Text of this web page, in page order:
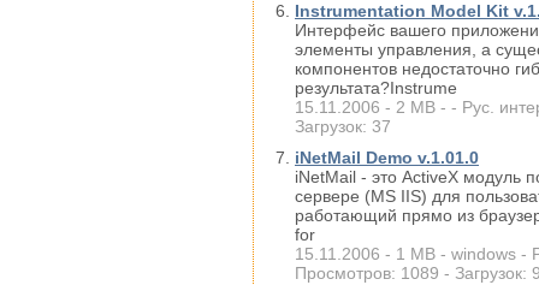
Instrumentation Model Kit
Интерфейс вашего
элементы управления, а
компонентов недостаточно
результата?Instrume
15.11.2006 - 2 MB - - Рус.
Загрузок: 37
iNetMail Demo v.1.01.0
iNetMail - это ActiveX модуль
сервере (MS IIS) для
работающий прямо из
for
15.11.2006 - 1 MB - windows -
Просмотров: 1089 - Загрузок: